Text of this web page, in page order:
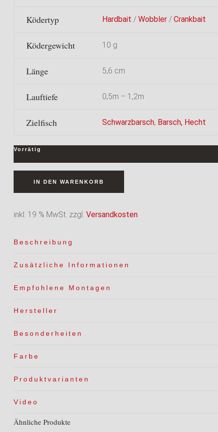
Ködertyp Hardbait / Wobbler / Crankbait
Ködergewicht 10 g
Länge 5,6 cm
Lauftiefe 0,5m – 1,2m
Zielfisch Schwarzbarsch, Barsch, Hecht
Vorrätig
Chameleon
Menge
IN DEN WARENKORB
inkl. 19 % MwSt. zzgl. Versandkosten
Beschreibung
Zusätzliche Informationen
Empfohlene Montagen
Hersteller
Besonderheiten
Farbe
Produktvarianten
Video
Ähnliche Produkte